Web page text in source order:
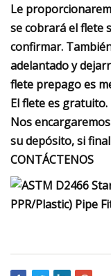
Le
se cobrará el flete
confirmar.
adelantado y
flete prepago es
El flete es gratuito.
Nos
su depósito, si
CONTÁCTENOS